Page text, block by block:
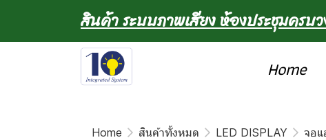
สินค้า ระบบภาพเสียง ห้องประชุมครบ
Home
Home สินค้าทั้งหมด LED DISPLAY จอ